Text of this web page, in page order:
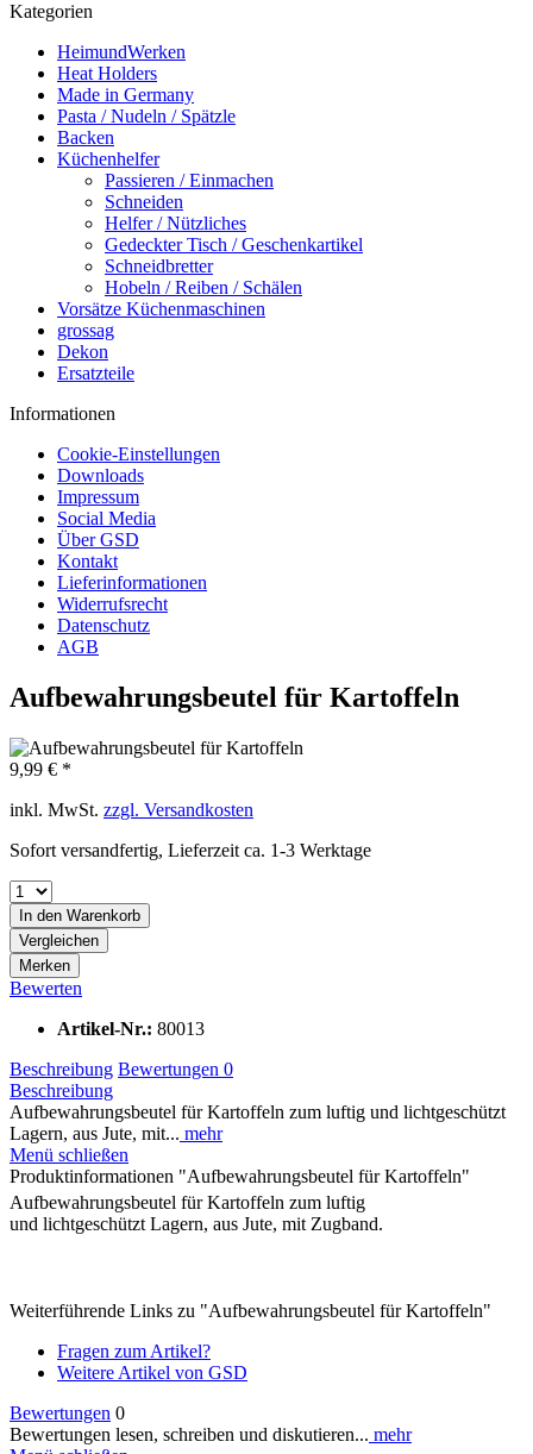
Kategorien
HeimundWerken
Heat Holders
Made in Germany
Pasta / Nudeln / Spätzle
Backen
Küchenhelfer
Passieren / Einmachen
Schneiden
Helfer / Nützliches
Gedeckter Tisch / Geschenkartikel
Schneidbretter
Hobeln / Reiben / Schälen
Vorsätze Küchenmaschinen
grossag
Dekon
Ersatzteile
Informationen
Cookie-Einstellungen
Downloads
Impressum
Social Media
Über GSD
Kontakt
Lieferinformationen
Widerrufsrecht
Datenschutz
AGB
Aufbewahrungsbeutel für Kartoffeln
9,99 € *
inkl. MwSt. zzgl. Versandkosten
Sofort versandfertig, Lieferzeit ca. 1-3 Werktage
In den Warenkorb
Vergleichen
Merken
Bewerten
Artikel-Nr.: 80013
Beschreibung Bewertungen 0
Beschreibung
Aufbewahrungsbeutel für Kartoffeln zum luftig und lichtgeschützt
Lagern, aus Jute, mit... mehr
Menü schließen
Produktinformationen "Aufbewahrungsbeutel für Kartoffeln"
Aufbewahrungsbeutel für Kartoffeln zum luftig
und lichtgeschützt Lagern, aus Jute, mit Zugband.
Weiterführende Links zu "Aufbewahrungsbeutel für Kartoffeln"
Fragen zum Artikel?
Weitere Artikel von GSD
Bewertungen 0
Bewertungen lesen, schreiben und diskutieren... mehr